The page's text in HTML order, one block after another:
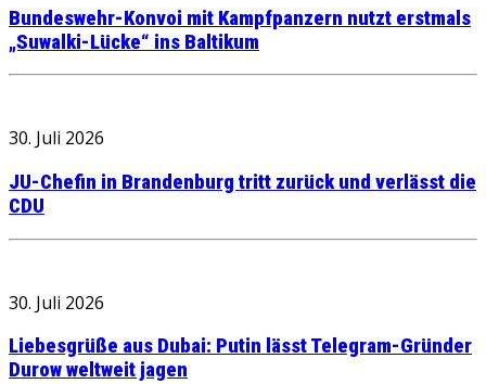
Bundeswehr-Konvoi mit Kampfpanzern nutzt erstmals
„Suwalki-Lücke“ ins Baltikum
30. Juli 2026
JU-Chefin in Brandenburg tritt zurück und verlässt die
CDU
30. Juli 2026
Liebesgrüße aus Dubai: Putin lässt Telegram-Gründer
Durow weltweit jagen